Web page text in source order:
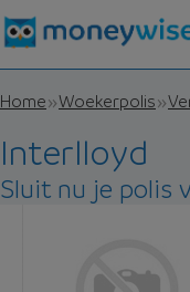
Home Woekerpolis
Interlloyd
Sluit nu je polis